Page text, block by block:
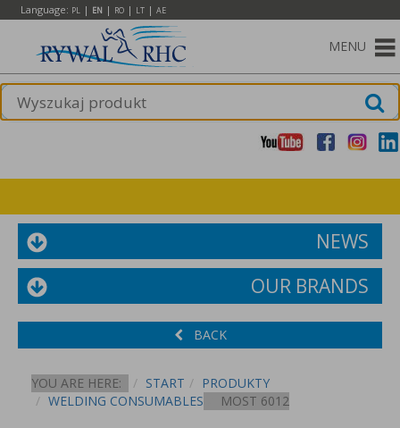
Language: PL | EN | RO | LT | AE
MENU
NEWS
OUR BRANDS
BACK
YOU ARE HERE: START
PRODUKTY
WELDING CONSUMABLES
MOST 6012